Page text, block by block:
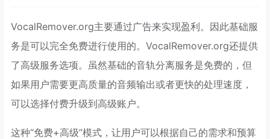
VocalRemover.org主要通过广告来实现盈利。因此基础服
务是可以完全免费进行使用的。VocalRemover.org还提供
了高级服务选项。虽然基础的音轨分离服务是免费的，但
如果用户需要更高质量的音频输出或者更快的处理速度，
可以选择付费升级到高级账户。
这种“免费+高级”模式，让用户可以根据自己的需求和预算